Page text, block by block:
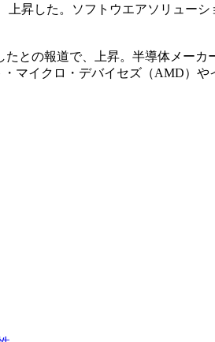
昇した。ソフトウエアソリューシ
との報道で、上昇。半導体メー
マイクロ・デバイセズ（AMD）